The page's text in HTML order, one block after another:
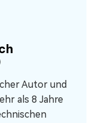
Autor und
als 8 Jahre